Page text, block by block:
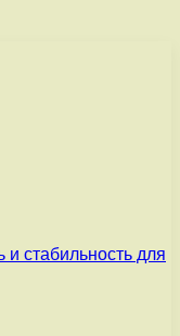
стабильность для